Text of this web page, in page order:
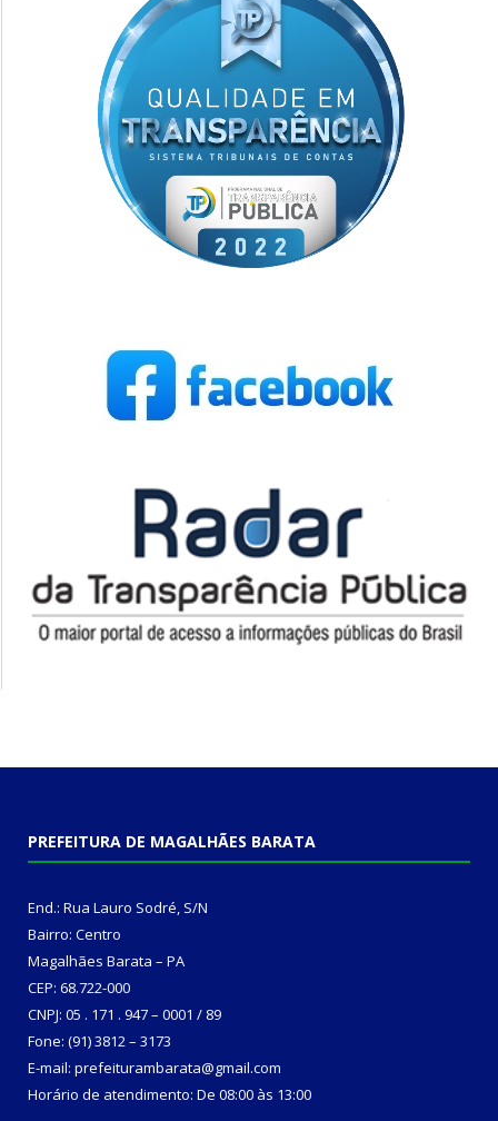
PREFEITURA DE MAGALHÃES BARATA
End.: Rua Lauro Sodré, S/N
Bairro: Centro
Magalhães Barata – PA
CEP: 68.722-000
CNPJ: 05 . 171 . 947 – 0001 / 89
Fone: (91) 3812 – 3173
E-mail: prefeiturambarata@gmail.com
Horário de atendimento: De 08:00 às 13:00